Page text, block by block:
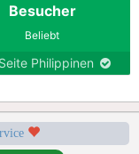
Besucher
Beliebt
Philippinen